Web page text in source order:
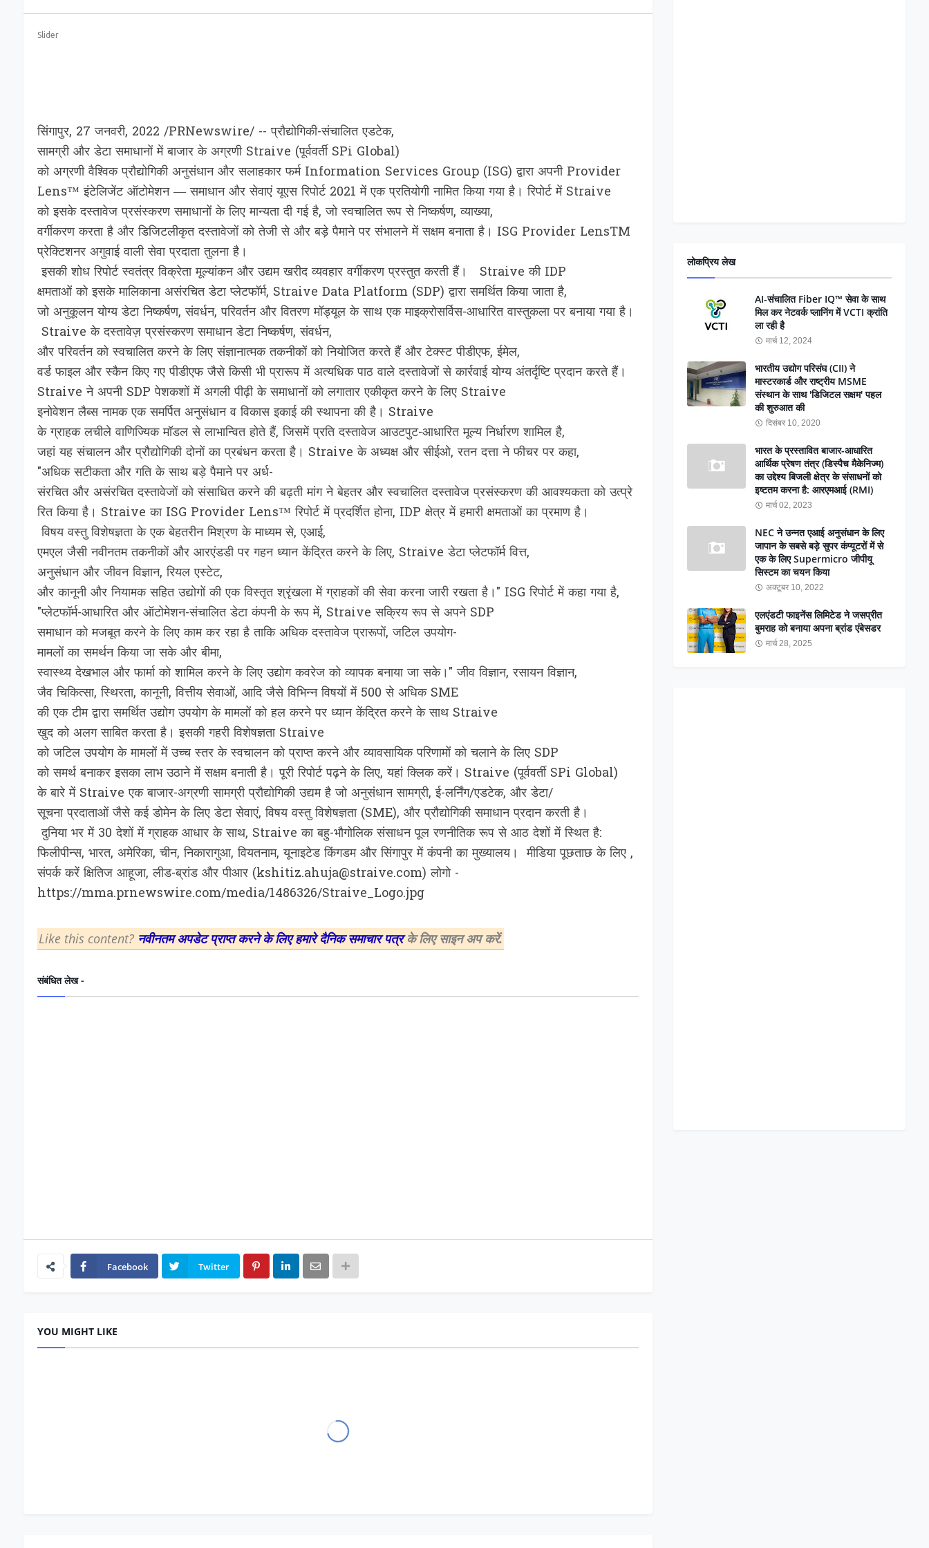
Slider
सिंगापुर, 27 जनवरी, 2022 /PRNewswire/ -- प्रौद्योगिकी-संचालित एडटेक,
सामग्री और डेटा समाधानों में बाजार के अग्रणी Straive (पूर्ववर्ती SPi Global)
को अग्रणी वैश्विक प्रौद्योगिकी अनुसंधान और सलाहकार फर्म Information Services Group (ISG) द्वारा अपनी Provider
Lens™ इंटेलिजेंट ऑटोमेशन — समाधान और सेवाएं यूएस रिपोर्ट 2021 में एक प्रतियोगी नामित किया गया है। रिपोर्ट में Straive
को इसके दस्तावेज प्रसंस्करण समाधानों के लिए मान्यता दी गई है, जो स्वचालित रूप से निष्कर्षण, व्याख्या,
वर्गीकरण करता है और डिजिटलीकृत दस्तावेजों को तेजी से और बड़े पैमाने पर संभालने में सक्षम बनाता है। ISG Provider LensTM
प्रेक्टिशनर अगुवाई वाली सेवा प्रदाता तुलना है।
इसकी शोध रिपोर्ट स्वतंत्र विक्रेता मूल्यांकन और उद्यम खरीद व्यवहार वर्गीकरण प्रस्तुत करती हैं। Straive की IDP
क्षमताओं को इसके मालिकाना असंरचित डेटा प्लेटफॉर्म, Straive Data Platform (SDP) द्वारा समर्थित किया जाता है,
जो अनुकूलन योग्य डेटा निष्कर्षण, संवर्धन, परिवर्तन और वितरण मॉड्यूल के साथ एक माइक्रोसर्विस-आधारित वास्तुकला पर बनाया गया है।
Straive के दस्तावेज़ प्रसंस्करण समाधान डेटा निष्कर्षण, संवर्धन,
और परिवर्तन को स्वचालित करने के लिए संज्ञानात्मक तकनीकों को नियोजित करते हैं और टेक्स्ट पीडीएफ, ईमेल,
वर्ड फाइल और स्कैन किए गए पीडीएफ जैसे किसी भी प्रारूप में अत्यधिक पाठ वाले दस्तावेजों से कार्रवाई योग्य अंतर्दृष्टि प्रदान करते हैं।
Straive ने अपनी SDP पेशकशों में अगली पीढ़ी के समाधानों को लगातार एकीकृत करने के लिए Straive
इनोवेशन लैब्स नामक एक समर्पित अनुसंधान व विकास इकाई की स्थापना की है। Straive
के ग्राहक लचीले वाणिज्यिक मॉडल से लाभान्वित होते हैं, जिसमें प्रति दस्तावेज आउटपुट-आधारित मूल्य निर्धारण शामिल है,
जहां यह संचालन और प्रौद्योगिकी दोनों का प्रबंधन करता है। Straive के अध्यक्ष और सीईओ, रतन दत्ता ने फीचर पर कहा,
"अधिक सटीकता और गति के साथ बड़े पैमाने पर अर्ध-
संरचित और असंरचित दस्तावेजों को संसाधित करने की बढ़ती मांग ने बेहतर और स्वचालित दस्तावेज प्रसंस्करण की आवश्यकता को उत्प्रे
रित किया है। Straive का ISG Provider Lens™ रिपोर्ट में प्रदर्शित होना, IDP क्षेत्र में हमारी क्षमताओं का प्रमाण है।
विषय वस्तु विशेषज्ञता के एक बेहतरीन मिश्रण के माध्यम से, एआई,
एमएल जैसी नवीनतम तकनीकों और आरएंडडी पर गहन ध्यान केंद्रित करने के लिए, Straive डेटा प्लेटफॉर्म वित्त,
अनुसंधान और जीवन विज्ञान, रियल एस्टेट,
और कानूनी और नियामक सहित उद्योगों की एक विस्तृत श्रृंखला में ग्राहकों की सेवा करना जारी रखता है।" ISG रिपोर्ट में कहा गया है,
"प्लेटफॉर्म-आधारित और ऑटोमेशन-संचालित डेटा कंपनी के रूप में, Straive सक्रिय रूप से अपने SDP
समाधान को मजबूत करने के लिए काम कर रहा है ताकि अधिक दस्तावेज प्रारूपों, जटिल उपयोग-
मामलों का समर्थन किया जा सके और बीमा,
स्वास्थ्य देखभाल और फार्मा को शामिल करने के लिए उद्योग कवरेज को व्यापक बनाया जा सके।" जीव विज्ञान, रसायन विज्ञान,
जैव चिकित्सा, स्थिरता, कानूनी, वित्तीय सेवाओं, आदि जैसे विभिन्न विषयों में 500 से अधिक SME
की एक टीम द्वारा समर्थित उद्योग उपयोग के मामलों को हल करने पर ध्यान केंद्रित करने के साथ Straive
खुद को अलग साबित करता है। इसकी गहरी विशेषज्ञता Straive
को जटिल उपयोग के मामलों में उच्च स्तर के स्वचालन को प्राप्त करने और व्यावसायिक परिणामों को चलाने के लिए SDP
को समर्थ बनाकर इसका लाभ उठाने में सक्षम बनाती है। पूरी रिपोर्ट पढ़ने के लिए, यहां क्लिक करें। Straive (पूर्ववर्ती SPi Global)
के बारे में Straive एक बाजार-अग्रणी सामग्री प्रौद्योगिकी उद्यम है जो अनुसंधान सामग्री, ई-लर्निंग/एडटेक, और डेटा/
सूचना प्रदाताओं जैसे कई डोमेन के लिए डेटा सेवाएं, विषय वस्तु विशेषज्ञता (SME), और प्रौद्योगिकी समाधान प्रदान करती है।
दुनिया भर में 30 देशों में ग्राहक आधार के साथ, Straive का बहु-भौगोलिक संसाधन पूल रणनीतिक रूप से आठ देशों में स्थित है:
फिलीपीन्स, भारत, अमेरिका, चीन, निकारागुआ, वियतनाम, यूनाइटेड किंगडम और सिंगापुर में कंपनी का मुख्यालय। मीडिया पूछताछ के लिए ,
संपर्क करें क्षितिज आहूजा, लीड-ब्रांड और पीआर (kshitiz.ahuja@straive.com) लोगो -
https://mma.prnewswire.com/media/1486326/Straive_Logo.jpg
Like this content? नवीनतम अपडेट प्राप्त करने के लिए हमारे दैनिक समाचार पत्रके लिए साइन अप करें.
संबंधित लेख -
Facebook Twitter
YOU MIGHT LIKE
लोकप्रिय लेख
AI-संचालित Fiber IQ™ सेवा के साथ
मिल कर नेटवर्क प्लानिंग में VCTI क्रांति
ला रही है
मार्च 12, 2024
भारतीय उद्योग परिसंघ (CII) ने
मास्टरकार्ड और राष्ट्रीय MSME
संस्थान के साथ 'डिजिटल सक्षम' पहल
की शुरुआत की
दिसंबर 10, 2020
भारत के प्रस्तावित बाजार-आधारित
आर्थिक प्रेषण तंत्र (डिस्पैच मैकेनिज्म)
का उद्देश्य बिजली क्षेत्र के संसाधनों को
इष्टतम करना है: आरएमआई (RMI)
मार्च 02, 2023
NEC ने उन्नत एआई अनुसंधान के लिए
जापान के सबसे बड़े सुपर कंप्यूटरों में से
एक के लिए Supermicro जीपीयू
सिस्टम का चयन किया
अक्टूबर 10, 2022
एलएंडटी फाइनेंस लिमिटेड ने जसप्रीत
बुमराह को बनाया अपना ब्रांड एंबेसडर
मार्च 28, 2025